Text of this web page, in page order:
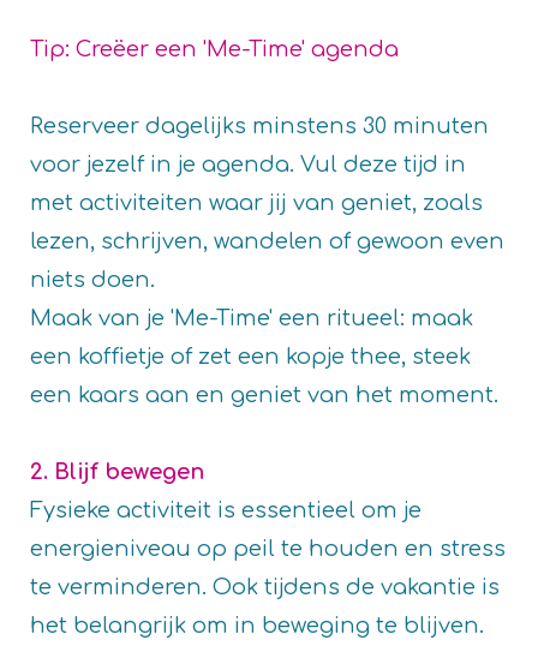
Tip: Creëer een 'Me-Time' agenda
Reserveer dagelijks minstens 30 minuten
voor jezelf in je agenda. Vul deze tijd in
met activiteiten waar jij van geniet, zoals
lezen, schrijven, wandelen of gewoon even
niets doen.
Maak van je 'Me-Time' een ritueel: maak
een koffietje of zet een kopje thee, steek
een kaars aan en geniet van het moment.
2. Blijf bewegen
Fysieke activiteit is essentieel om je
energieniveau op peil te houden en stress
te verminderen. Ook tijdens de vakantie is
het belangrijk om in beweging te blijven.